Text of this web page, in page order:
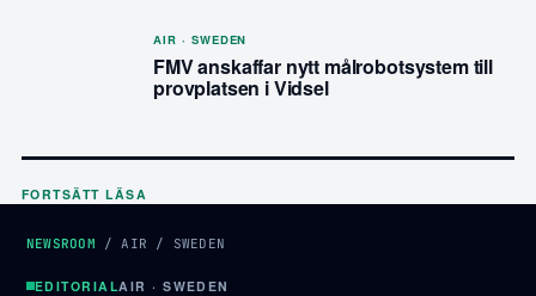
AIR · SWEDEN
FMV anskaffar nytt målrobotsystem till
provplatsen i Vidsel
FORTSÄTT LÄSA
NEWSROOM / AIR / SWEDEN
EDITORIALAIR · SWEDEN